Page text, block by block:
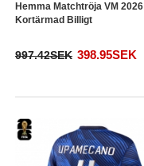
Hemma Matchtröja VM 2026
Kortärmad Billigt
997.42SEK 398.95SEK